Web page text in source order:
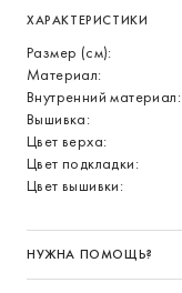
ХАРАКТЕРИСТИКИ
Размер (см):
Материал:
Внутренний материал:
Вышивка:
Цвет верха:
Цвет подкладки:
Цвет вышивки:
НУЖНА ПОМОЩЬ?